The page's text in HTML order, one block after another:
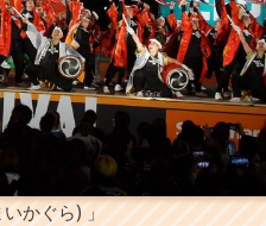
かぐら) 」